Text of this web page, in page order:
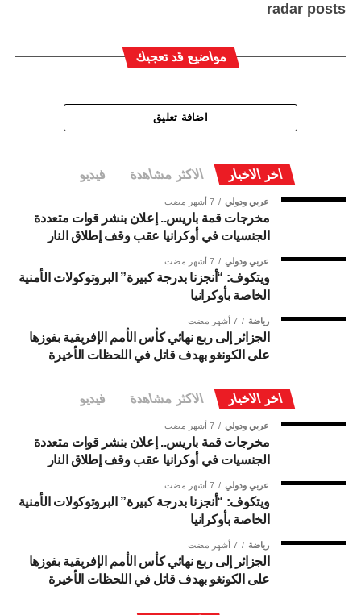
radar posts
مواضيع قد تعجبك
اضافة تعليق
اخر الاخبار الاكثر مشاهدة فيديو
عربي ودولي 7 أشهر مضت
مخرجات قمة باريس.. إعلان بنشر قوات متعددة
الجنسيات في أوكرانيا عقب وقف إطلاق النار
عربي ودولي 7 أشهر مضت
ويتكوف: “أنجزنا بدرجة كبيرة” البروتوكولات الأمنية
الخاصة بأوكرانيا
رياضة 7 أشهر مضت
الجزائر إلى ربع نهائي كأس الأمم الإفريقية بفوزها
على الكونغو بهدف قاتل في اللحظات الأخيرة
اخر الاخبار الاكثر مشاهدة فيديو
عربي ودولي 7 أشهر مضت
مخرجات قمة باريس.. إعلان بنشر قوات متعددة
الجنسيات في أوكرانيا عقب وقف إطلاق النار
عربي ودولي 7 أشهر مضت
ويتكوف: “أنجزنا بدرجة كبيرة” البروتوكولات الأمنية
الخاصة بأوكرانيا
رياضة 7 أشهر مضت
الجزائر إلى ربع نهائي كأس الأمم الإفريقية بفوزها
على الكونغو بهدف قاتل في اللحظات الأخيرة